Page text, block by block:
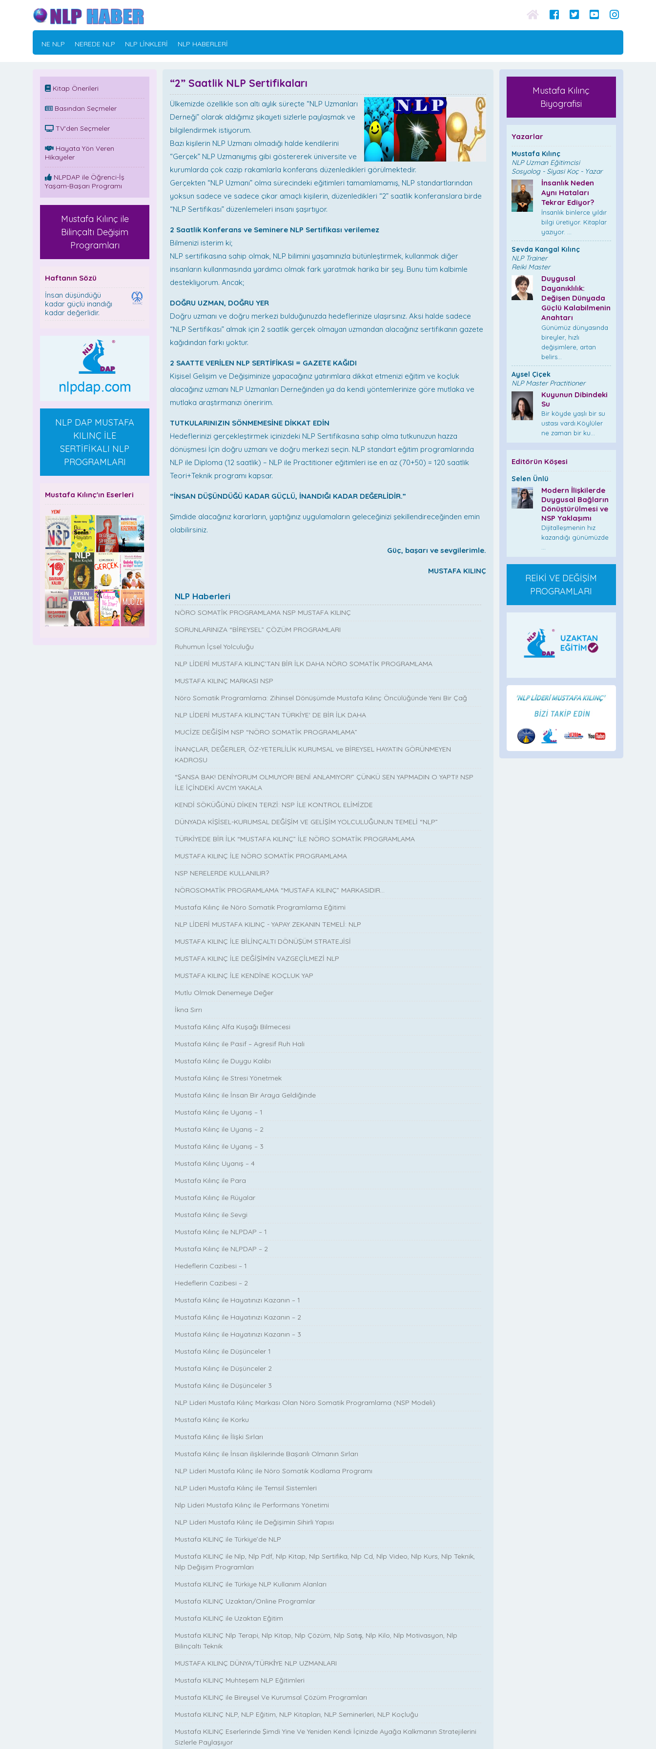
NE NLP NEREDE NLP NLP LİNKLERİ NLP HABERLERİ
Kitap Önerileri
Basından Seçmeler
TV'den Seçmeler
Hayata Yön Veren
Hikayeler
NLPDAP ile Öğrenci-İş
Yaşam-Başarı Programı
Mustafa Kılınç ile
Bilinçaltı Değişim
Programları
Haftanın Sözü
İnsan düşündüğü
kadar güçlü inandığı
kadar değerlidir.
NLP DAP MUSTAFA
KILINÇ İLE
SERTİFİKALI NLP
PROGRAMLARI
Mustafa Kılınç'ın Eserleri
“2” Saatlik NLP Sertifikaları
Ülkemizde özellikle son altı aylık süreçte “NLP Uzmanları
Derneği” olarak aldığımız şikayeti sizlerle paylaşmak ve
bilgilendirmek istiyorum.
Bazı kişilerin NLP Uzmanı olmadığı halde kendilerini
“Gerçek” NLP Uzmanıymış gibi göstererek üniversite ve
kurumlarda çok cazip rakamlarla konferans düzenledikleri görülmektedir.
Gerçekten “NLP Uzmanı” olma sürecindeki eğitimleri tamamlamamış, NLP standartlarından
yoksun sadece ve sadece çıkar amaçlı kişilerin, düzenledikleri “2” saatlik konferanslara birde
“NLP Sertifikası” düzenlemeleri insanı şaşırtıyor.
2 Saatlik Konferans ve Seminere NLP Sertifikası verilemez
Bilmenizi isterim ki;
NLP sertifikasına sahip olmak, NLP bilimini yaşamınızla bütünleştirmek, kullanmak diğer
insanların kullanmasında yardımcı olmak fark yaratmak harika bir şey. Bunu tüm kalbimle
destekliyorum. Ancak;
DOĞRU UZMAN, DOĞRU YER
Doğru uzmanı ve doğru merkezi bulduğunuzda hedeflerinize ulaşırsınız. Aksi halde sadece
“NLP Sertifikası” almak için 2 saatlik gerçek olmayan uzmandan alacağınız sertifikanın gazete
kağıdından farkı yoktur.
2 SAATTE VERİLEN NLP SERTİFİKASI = GAZETE KAĞIDI
Kişisel Gelişim ve Değişiminize yapacağınız yatırımlara dikkat etmenizi eğitim ve koçluk
alacağınız uzmanı NLP Uzmanları Derneğinden ya da kendi yöntemlerinize göre mutlaka ve
mutlaka araştırmanızı öneririm.
TUTKULARINIZIN SÖNMEMESİNE DİKKAT EDİN
Hedeflerinizi gerçekleştirmek içinizdeki NLP Sertifikasına sahip olma tutkunuzun hazza
dönüşmesi İçin doğru uzmanı ve doğru merkezi seçin. NLP standart eğitim programlarında
NLP ile Diploma (12 saatlik) – NLP ile Practitioner eğitimleri ise en az (70+50) = 120 saatlik
Teori+Teknik programı kapsar.
“İNSAN DÜŞÜNDÜĞÜ KADAR GÜÇLÜ, İNANDIĞI KADAR DEĞERLİDİR.”
Şimdide alacağınız kararların, yaptığınız uygulamaların geleceğinizi şekillendireceğinden emin
olabilirsiniz.
Güç, başarı ve sevgilerimle.
MUSTAFA KILINÇ
NLP Haberleri
NÖRO SOMATİK PROGRAMLAMA NSP MUSTAFA KILINÇ
SORUNLARINIZA “BİREYSEL” ÇÖZÜM PROGRAMLARI
Ruhumun İçsel Yolculuğu
NLP LİDERİ MUSTAFA KILINÇ’TAN BİR İLK DAHA NÖRO SOMATİK PROGRAMLAMA
MUSTAFA KILINÇ MARKASI NSP
Nöro Somatik Programlama: Zihinsel Dönüşümde Mustafa Kılınç Öncülüğünde Yeni Bir Çağ
NLP LİDERİ MUSTAFA KILINÇ'TAN TÜRKİYE' DE BİR İLK DAHA
MUCİZE DEĞİŞİM NSP “NÖRO SOMATİK PROGRAMLAMA”
İNANÇLAR, DEĞERLER, ÖZ-YETERLİLİK KURUMSAL ve BİREYSEL HAYATIN GÖRÜNMEYEN
KADROSU
“ŞANSA BAK! DENİYORUM OLMUYOR! BENİ ANLAMIYOR!” ÇÜNKÜ SEN YAPMADIN O YAPTI! NSP
İLE İÇİNDEKİ AVCIYI YAKALA
KENDİ SÖKÜĞÜNÜ DİKEN TERZİ: NSP İLE KONTROL ELİMİZDE
DÜNYADA KİŞİSEL-KURUMSAL DEĞİŞİM VE GELİŞİM YOLCULUĞUNUN TEMELİ “NLP”
TÜRKİYEDE BİR İLK “MUSTAFA KILINÇ” İLE NÖRO SOMATİK PROGRAMLAMA
MUSTAFA KILINÇ İLE NÖRO SOMATİK PROGRAMLAMA
NSP NERELERDE KULLANILIR?
NÖROSOMATİK PROGRAMLAMA “MUSTAFA KILINÇ” MARKASIDIR…
Mustafa Kılınç ile Nöro Somatik Programlama Eğitimi
NLP LİDERİ MUSTAFA KILINÇ - YAPAY ZEKANIN TEMELİ: NLP
MUSTAFA KILINÇ İLE BİLİNÇALTI DÖNÜŞÜM STRATEJİSİ
MUSTAFA KILINÇ İLE DEĞİŞİMİN VAZGEÇİLMEZİ NLP
MUSTAFA KILINÇ İLE KENDİNE KOÇLUK YAP
Mutlu Olmak Denemeye Değer
İkna Sırrı
Mustafa Kılınç Alfa Kuşağı Bilmecesi
Mustafa Kılınç ile Pasif – Agresif Ruh Hali
Mustafa Kılınç ile Duygu Kalıbı
Mustafa Kılınç ile Stresi Yönetmek
Mustafa Kılınç ile İnsan Bir Araya Geldiğinde
Mustafa Kılınç ile Uyanış – 1
Mustafa Kılınç ile Uyanış – 2
Mustafa Kılınç ile Uyanış – 3
Mustafa Kılınç Uyanış – 4
Mustafa Kılınç ile Para
Mustafa Kılınç ile Rüyalar
Mustafa Kılınç ile Sevgi
Mustafa Kılınç ile NLPDAP – 1
Mustafa Kılınç ile NLPDAP – 2
Hedeflerin Cazibesi – 1
Hedeflerin Cazibesi – 2
Mustafa Kılınç ile Hayatınızı Kazanın – 1
Mustafa Kılınç ile Hayatınızı Kazanın – 2
Mustafa Kılınç ile Hayatınızı Kazanın – 3
Mustafa Kılınç ile Düşünceler 1
Mustafa Kılınç ile Düşünceler 2
Mustafa Kılınç ile Düşünceler 3
NLP Lideri Mustafa Kılınç Markası Olan Nöro Somatik Programlama (NSP Modeli)
Mustafa Kılınç ile Korku
Mustafa Kılınç ile İlişki Sırları
Mustafa Kılınç ile İnsan ilişkilerinde Başarılı Olmanın Sırları
NLP Lideri Mustafa Kılınç ile Nöro Somatik Kodlama Programı
NLP Lideri Mustafa Kılınç ile Temsil Sistemleri
Nlp Lideri Mustafa Kılınç ile Performans Yönetimi
NLP Lideri Mustafa Kılınç ile Değişimin Sihirli Yapısı
Mustafa KILINÇ ile Türkiye’de NLP
Mustafa KILINÇ ile Nlp, Nlp Pdf, Nlp Kitap, Nlp Sertifika, Nlp Cd, Nlp Video, Nlp Kurs, Nlp Teknik,
Nlp Değişim Programları
Mustafa KILINÇ ile Türkiye NLP Kullanım Alanları
Mustafa KILINÇ Uzaktan/Online Programlar
Mustafa KILINÇ ile Uzaktan Eğitim
Mustafa KILINÇ Nlp Terapi, Nlp Kitap, Nlp Çözüm, Nlp Satış, Nlp Kilo, Nlp Motivasyon, Nlp
Bilinçaltı Teknik
MUSTAFA KILINÇ DÜNYA/TÜRKİYE NLP UZMANLARI
Mustafa KILINÇ Muhteşem NLP Eğitimleri
Mustafa KILINÇ ile Bireysel Ve Kurumsal Çözüm Programları
Mustafa KILINÇ NLP, NLP Eğitim, NLP Kitapları, NLP Seminerleri, NLP Koçluğu
Mustafa KILINÇ Eserlerinde Şimdi Yine Ve Yeniden Kendi İçinizde Ayağa Kalkmanın Stratejilerini
Sizlerle Paylaşıyor
Mustafa Kılınç
Biyografisi
Yazarlar
Mustafa Kılınç
NLP Uzman Eğitimcisi
Sosyolog - Siyasi Koç - Yazar
İnsanlık Neden
Aynı Hataları
Tekrar Ediyor?
İnsanlık binlerce yıldır
bilgi üretiyor. Kitaplar
yazıyor. ...
Sevda Kangal Kılınç
NLP Trainer
Reiki Master
Duygusal
Dayanıklılık:
Değişen Dünyada
Güçlü Kalabilmenin
Anahtarı
Günümüz dünyasında
bireyler, hızlı
değişimlere, artan
belirs...
Aysel Çiçek
NLP Master Practitioner
Kuyunun Dibindeki
Su
Bir köyde yaşlı bir su
ustası vardı.Köylüler
ne zaman bir ku...
Editörün Köşesi
Selen Ünlü
Modern İlişkilerde
Duygusal Bağların
Dönüştürülmesi ve
NSP Yaklaşımı
Dijitalleşmenin hız
kazandığı günümüzde
...
REİKİ VE DEĞİŞİM
PROGRAMLARI